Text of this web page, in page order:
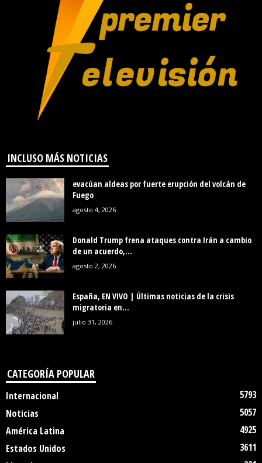
INCLUSO MÁS NOTICIAS
evacúan aldeas por fuerte erupción del volcán de
Fuego
agosto 4, 2026
Donald Trump frena ataques contra Irán a cambio
de un acuerdo,...
agosto 2, 2026
España, EN VIVO | Últimas noticias de la crisis
migratoria en...
julio 31, 2026
CATEGORÍA POPULAR
Internacional
5793
Noticias
5057
América Latina
4925
Estados Unidos
3611